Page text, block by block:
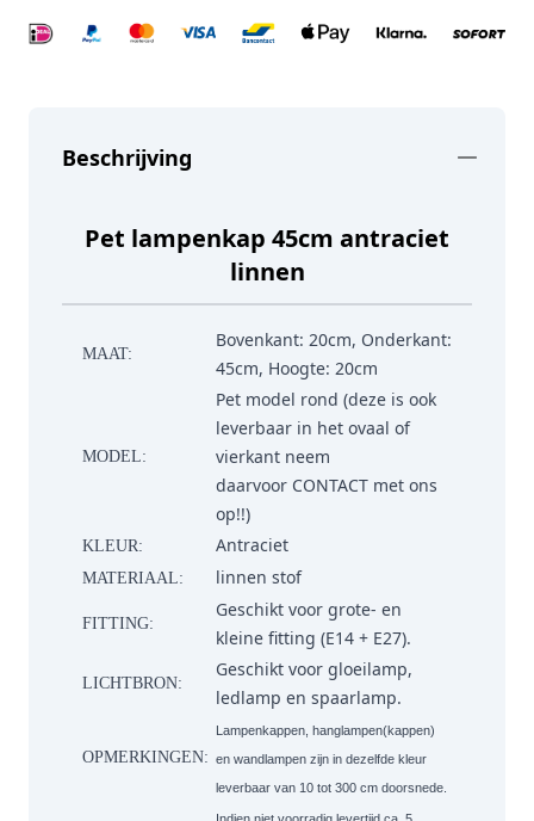
Beschrijving
Pet lampenkap 45cm antraciet
linnen
MAAT:
Bovenkant: 20cm, Onderkant:
45cm, Hoogte: 20cm
MODEL:
Pet model rond (deze is ook
leverbaar in het ovaal of
vierkant neem
daarvoor CONTACT met ons
op!!)
KLEUR: Antraciet
MATERIAAL: linnen stof
FITTING:
Geschikt voor grote- en
kleine fitting (E14 + E27).
LICHTBRON:
Geschikt voor gloeilamp,
ledlamp en spaarlamp.
OPMERKINGEN:
Lampenkappen, hanglampen(kappen)
en wandlampen zijn in dezelfde kleur
leverbaar van 10 tot 300 cm doorsnede.